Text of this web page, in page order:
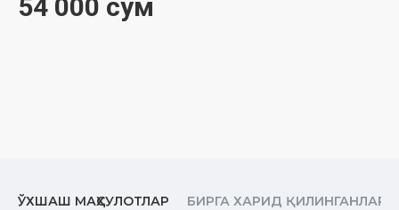
54 000 сўм
ЎХШАШ МАҲСУЛОТЛАР БИРГА ХАРИД ҚИЛИНГАНЛАР